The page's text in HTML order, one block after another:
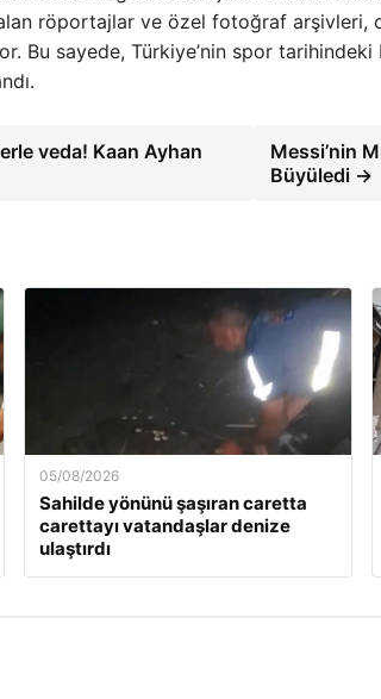
röportajlar ve özel fotoğraf arşivleri,
Bu sayede, Türkiye’nin spor
veda! Kaan Ayhan
Messi’nin
Büyüledi →
05/08/2026
Sahilde yönünü şaşıran caretta
carettayı vatandaşlar denize
ulaştırdı